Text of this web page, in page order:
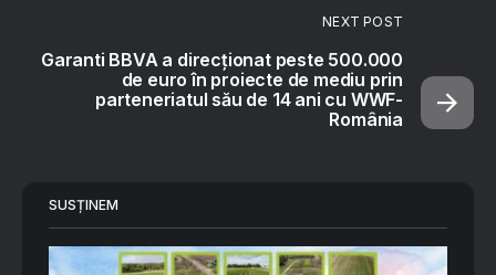
NEXT POST
Garanti BBVA a direcționat peste 500.000
de euro în proiecte de mediu prin
parteneriatul său de 14 ani cu WWF-
România
SUSȚINEM